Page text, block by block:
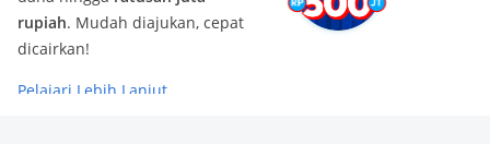
rupiah. Mudah diajukan, cepat
dicairkan!
Pelajari Lebih Lanjut